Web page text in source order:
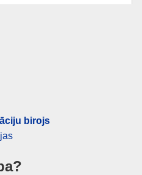
website:
Publikāciju
birojs